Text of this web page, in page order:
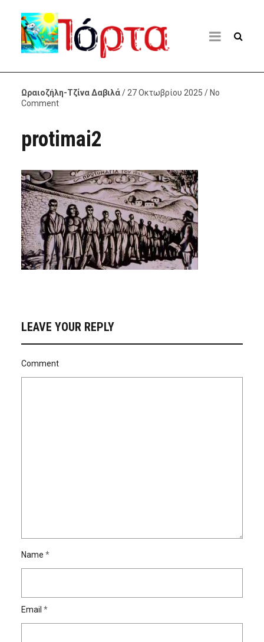
Ωραιοζήλη-Τζίνα Δαβιλά/ 27 Οκτωβρίου 2025 / No
Comment
protimai2
LEAVE YOUR REPLY
Comment
Name *
Email *